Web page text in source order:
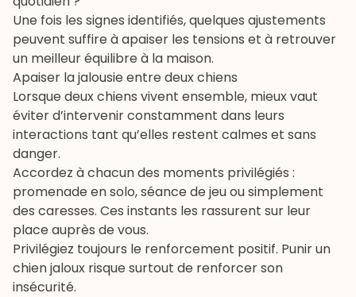
Une fois les signes identifiés, quelques ajustements
peuvent suffire à apaiser les tensions et à retrouver
un meilleur équilibre à la maison.
Apaiser la jalousie entre deux chiens
Lorsque deux chiens vivent ensemble, mieux vaut
éviter d’intervenir constamment dans leurs
interactions tant qu’elles restent calmes et sans
danger.
Accordez à chacun des moments privilégiés :
promenade en solo,séance de jeuou simplement
des caresses. Ces instants les rassurent sur leur
place auprès de vous.
Privilégiez toujours le renforcement positif. Punir un
chien jaloux risque surtout de renforcer son
insécurité.